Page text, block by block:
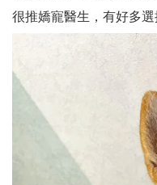
很推嬌寵醫生，有好多